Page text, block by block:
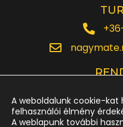
A weboldalunk cookie-kat
felhasználói élmény
A weblapunk további